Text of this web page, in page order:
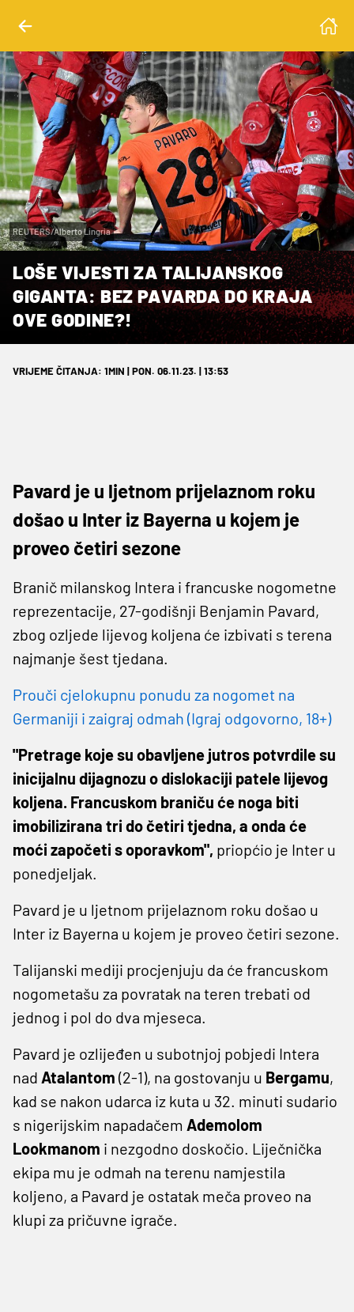
REUTERS/Alberto Lingria
LOŠE VIJESTI ZA TALIJANSKOG
GIGANTA: BEZ PAVARDA DO KRAJA
OVE GODINE?!
VRIJEME ČITANJA: 1MIN | PON. 06.11.23. | 13:53
Pavard je u ljetnom prijelaznom roku
došao u Inter iz Bayerna u kojem je
proveo četiri sezone
Branič milanskog Intera i francuske nogometne
reprezentacije, 27-godišnji Benjamin Pavard,
zbog ozljede lijevog koljena će izbivati s terena
najmanje šest tjedana.
Prouči cjelokupnu ponudu za nogomet na
Germaniji i zaigraj odmah (Igraj odgovorno, 18+)
"Pretrage koje su obavljene jutros potvrdile su
inicijalnu dijagnozu o dislokaciji patele lijevog
koljena. Francuskom braniču će noga biti
imobilizirana tri do četiri tjedna, a onda će
moći započeti s oporavkom", priopćio je Inter u
ponedjeljak.
Pavard je u ljetnom prijelaznom roku došao u
Inter iz Bayerna u kojem je proveo četiri sezone.
Talijanski mediji procjenjuju da će francuskom
nogometašu za povratak na teren trebati od
jednog i pol do dva mjeseca.
Pavard je ozlijeđen u subotnjoj pobjedi Intera
nad Atalantom (2-1), na gostovanju u Bergamu,
kad se nakon udarca iz kuta u 32. minuti sudario
s nigerijskim napadačem Ademolom
Lookmanom i nezgodno doskočio. Liječnička
ekipa mu je odmah na terenu namjestila
koljeno, a Pavard je ostatak meča proveo na
klupi za pričuvne igrače.